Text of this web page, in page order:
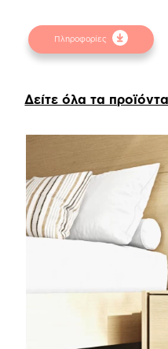
Προσοχή! Ενδέχεται να
απόκλιση μεταξύ των
δειγματολόγια στα
Πληροφορίες
Δείτε όλα τα